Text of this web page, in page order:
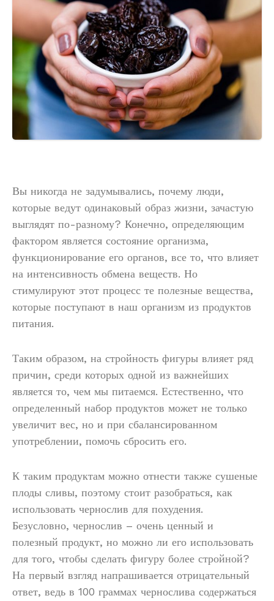
Вы никогда не задумывались, почему люди,
которые ведут одинаковый образ жизни, зачастую
выглядят по-разному? Конечно, определяющим
фактором является состояние организма,
функционирование его органов, все то, что влияет
на интенсивность обмена веществ. Но
стимулируют этот процесс те полезные вещества,
которые поступают в наш организм из продуктов
питания.
Таким образом, на стройность фигуры влияет ряд
причин, среди которых одной из важнейших
является то, чем мы питаемся. Естественно, что
определенный набор продуктов может не только
увеличит вес, но и при сбалансированном
употреблении, помочь сбросить его.
К таким продуктам можно отнести также сушеные
плоды сливы, поэтому стоит разобраться, как
использовать чернослив для похудения.
Безусловно, чернослив – очень ценный и
полезный продукт, но можно ли его использовать
для того, чтобы сделать фигуру более стройной?
На первый взгляд напрашивается отрицательный
ответ, ведь в 100 граммах чернослива содержаться